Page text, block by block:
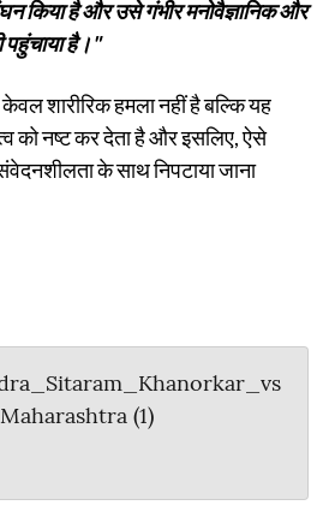
किया है और उसे गंभीर मनोवैज्ञानिक और
पहुंचाया है।"
शारीरिक हमला नहीं है बल्कि यह
को नष्ट कर देता है और इसलिए, ऐसे
के साथ निपटाया जाना
(1)